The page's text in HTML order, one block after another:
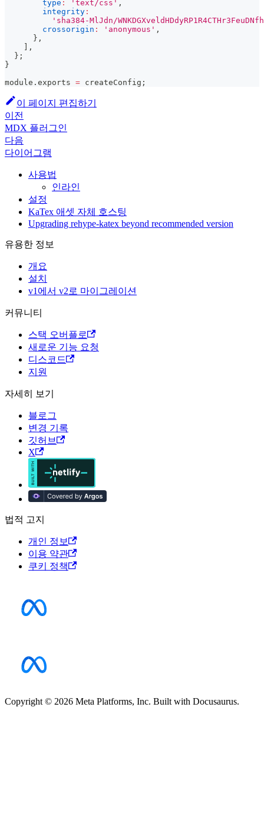
type : 'text/css' ,
integrity :
'sha384-MlJdn/
crossorigin : 'anonymous' ,
} ,
,
} ;
}
module . exports = createConfig ;
이 페이지 편집하기
이전
MDX 플러그인
다음
다이어그램
사용법
인라인
설정
KaTex 애셋 자체 호스팅
Upgrading rehype-katex beyond recommended version
유용한 정보
개요
설치
v1에서 v2로 마이그레이션
커뮤니티
스택 오버플로
새로운 기능 요청
디스코드
지원
자세히 보기
블로그
변경 기록
깃허브
X
법적 고지
개인 정보
이용 약관
쿠키 정책
Copyright © 2026 Meta Platforms, Inc. Built with Docusaurus.